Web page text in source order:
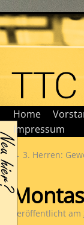
Home
Impressum
← 3. Herren:
Veröffentlicht am